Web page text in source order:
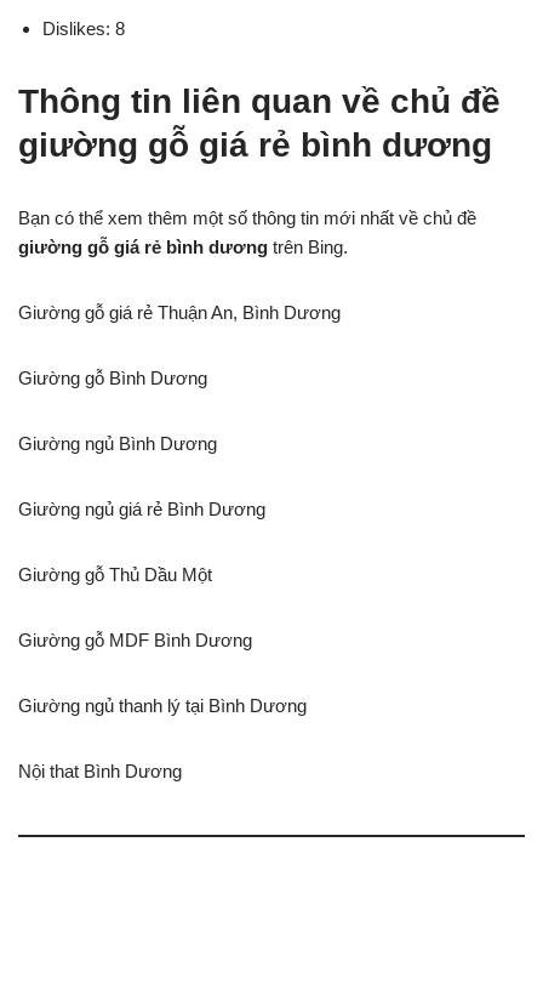
Dislikes: 8
Thông tin liên quan về chủ đề
giường gỗ giá rẻ bình dương
Bạn có thể xem thêm một số thông tin mới nhất về chủ đề
giường gỗ giá rẻ bình dương trên Bing.
Giường gỗ giá rẻ Thuận An, Bình Dương
Giường gỗ Bình Dương
Giường ngủ Bình Dương
Giường ngủ giá rẻ Bình Dương
Giường gỗ Thủ Dầu Một
Giường gỗ MDF Bình Dương
Giường ngủ thanh lý tại Bình Dương
Nội that Bình Dương